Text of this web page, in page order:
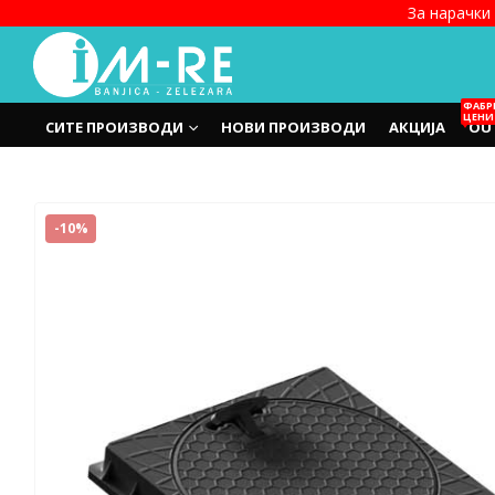
За
СИТЕ ПРОИЗВОДИ НОВИ ПРОИЗВОДИ АКЦИЈА
ЦЕНИ
-10%